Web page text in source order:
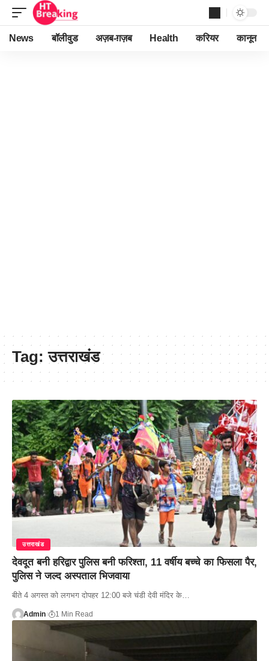
News बॉलीवुड अज़ब-ग़ज़ब Health करियर कानून
Tag:उत्तराखंड
उत्तराखंड
देवदूत बनी हरिद्वार पुलिस बनी फरिश्ता, 11 वर्षीय बच्चे का फिसला पैर,
पुलिस ने जल्द अस्पताल भिजवाया
बीते 4 अगस्त को लगभग दोपहर 12:00 बजे चंडी देवी मंदिर के…
Admin 1 Min Read